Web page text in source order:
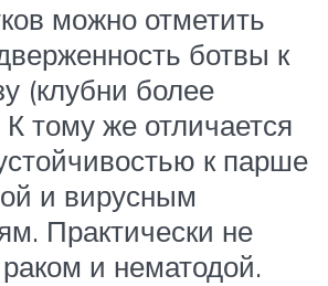
можно отметить
ботвы к
(клубни более
тому же отличается
к парше
и вирусным
Практически не
и нематодой.